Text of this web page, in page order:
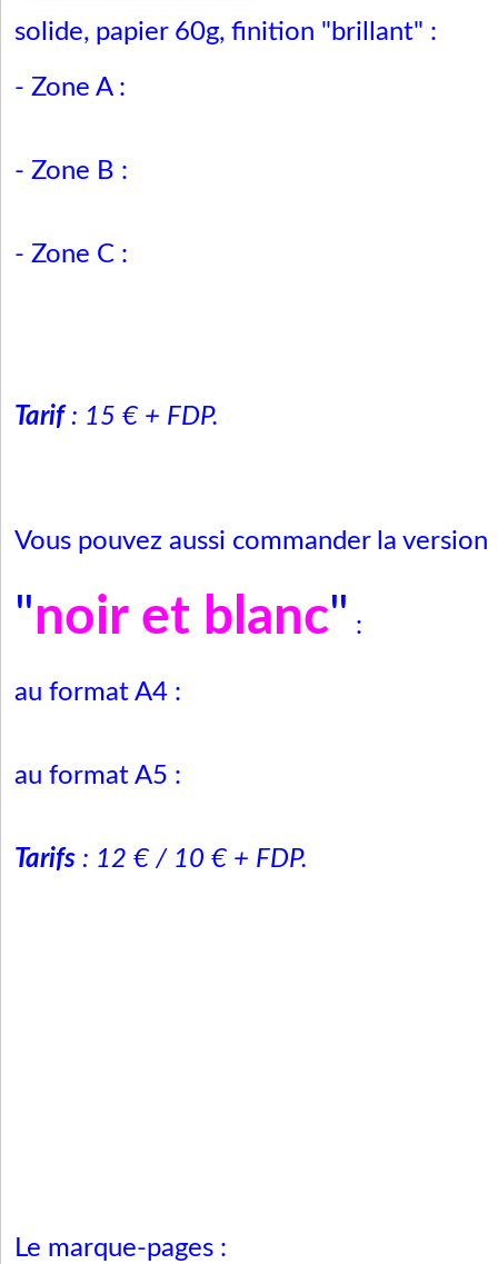
solide, papier 60g, finition "brillant" :
- Zone A :
- Zone B :
- Zone C :
Tarif: 15 € + FDP.
Vous pouvez aussi commander la version
"noir et blanc" :
au format A4 :
au format A5 :
Tarifs : 12 € / 10 € + FDP.
Le marque-pages :